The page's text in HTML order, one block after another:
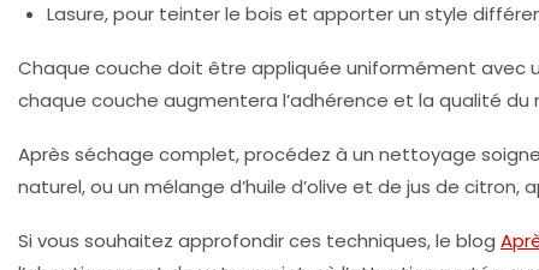
Lasure, pour teinter le bois et apporter un style
Chaque couche doit être appliquée uniformément avec
chaque couche augmentera l’adhérence et la qualité du
Après séchage complet, procédez à un nettoyage
naturel, ou un mélange d’huile d’olive et de jus de
Si vous souhaitez approfondir ces techniques, le blog